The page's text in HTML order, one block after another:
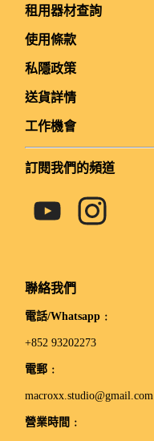
租用器材查詢
使用條款
私隱政策
送貨詳情
工作機會
訂閱我們的頻道
聯絡我們
電話/Whatsapp﹕
+852 93202273
電郵﹕
macroxx.studio@gmail.com
營業時間﹕